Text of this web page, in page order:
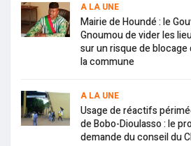
A LA UNE
Mairie de Houndé : le
Gnoumou de vider les
sur un risque de
la commune
A LA UNE
Usage de réactifs
de Bobo-Dioulasso : le
demande du conseil du